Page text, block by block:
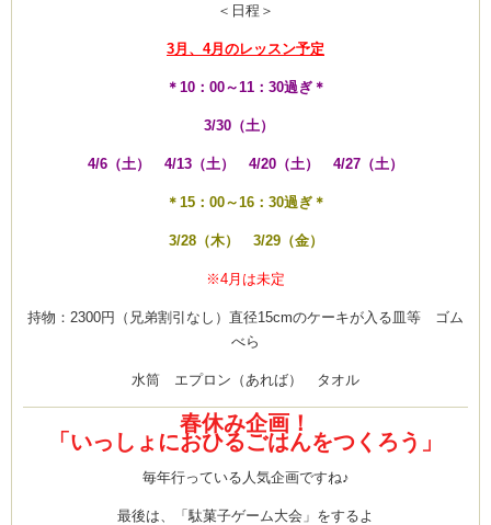
＜日程＞
3月、4月のレッスン予定
＊10：00～11：30過ぎ＊
3/30（土）
4/6（土） 4/13（土） 4/20（土） 4/27（土）
＊15：00～16：30過ぎ＊
3/28（木） 3/29（金）
※4月は未定
持物：2300円（兄弟割引なし）直径15cmのケーキが入る皿等 ゴム
べら
水筒 エプロン（あれば） タオル
春休み企画！
「いっしょにおひるごはんをつくろう」
毎年行っている人気企画ですね♪
最後は、「駄菓子ゲーム大会」をするよ